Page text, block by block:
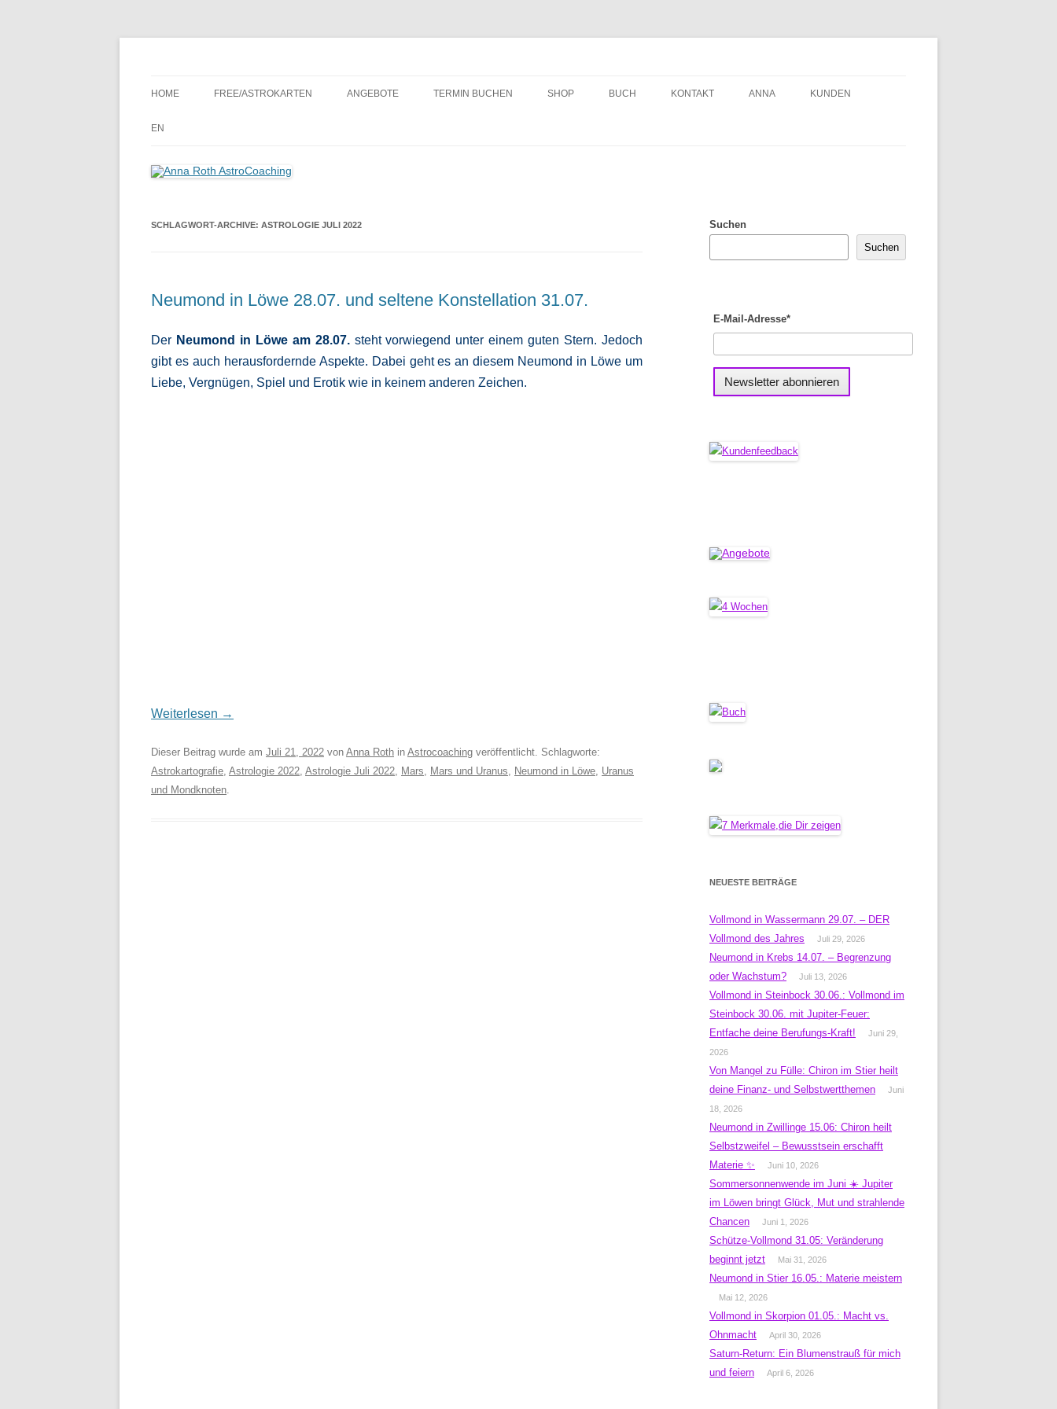
Inhalt
HOME FREE/ASTROKARTEN ANGEBOTE TERMIN BUCHEN SHOP BUCH KONTAKT ANNA KUNDEN
EN
SCHLAGWORT-ARCHIVE: ASTROLOGIE JULI 2022
Neumond in Löwe 28.07. und seltene Konstellation 31.07.
Der Neumond in Löwe am 28.07.steht vorwiegend unter einem guten Stern. Jedoch
gibt es auch herausfordernde Aspekte. Dabei geht es an diesem Neumond in Löwe um
Liebe, Vergnügen, Spiel und Erotik wie in keinem anderen Zeichen.
Weiterlesen →
Dieser Beitrag wurde am Juli 21, 2022 von Anna Roth in Astrocoaching veröffentlicht. Schlagworte:
Astrokartografie, Astrologie 2022, Astrologie Juli 2022, Mars, Mars und Uranus, Neumond in Löwe, Uranus
und Mondknoten.
Suchen
Suchen
E-Mail-Adresse*
NEUESTE BEITRÄGE
Vollmond in Wassermann 29.07. – DER
Vollmond des Jahres
Juli 29, 2026
Neumond in Krebs 14.07. – Begrenzung
oder Wachstum?
Juli 13, 2026
Vollmond in Steinbock 30.06.: Vollmond im
Steinbock 30.06. mit Jupiter-Feuer:
Entfache deine Berufungs-Kraft!
Juni 29,
2026
Von Mangel zu Fülle: Chiron im Stier heilt
deine Finanz- und Selbstwertthemen
Juni
18, 2026
Neumond in Zwillinge 15.06: Chiron heilt
Selbstzweifel – Bewusstsein erschafft
Materie ✨
Juni 10, 2026
Sommersonnenwende im Juni ☀️ Jupiter
im Löwen bringt Glück, Mut und strahlende
Chancen
Juni 1, 2026
Schütze-Vollmond 31.05: Veränderung
beginnt jetzt
Mai 31, 2026
Neumond in Stier 16.05.: Materie meistern
Mai 12, 2026
Vollmond in Skorpion 01.05.: Macht vs.
Ohnmacht
April 30, 2026
Saturn-Return: Ein Blumenstrauß für mich
und feiern
April 6, 2026